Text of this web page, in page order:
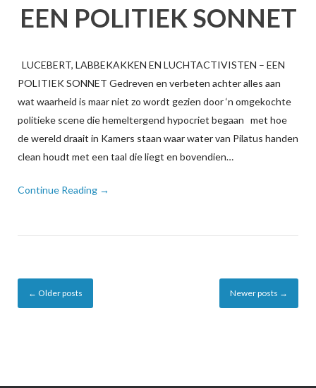
EEN POLITIEK SONNET
LUCEBERT, LABBEKAKKEN EN LUCHTACTIVISTEN – EEN
POLITIEK SONNET Gedreven en verbeten achter alles aan
wat waarheid is maar niet zo wordt gezien door ‘n omgekochte
politieke scene die hemeltergend hypocriet begaan met hoe
de wereld draait in Kamers staan waar water van Pilatus handen
clean houdt met een taal die liegt en bovendien…
Continue Reading →
← Older posts Newer posts →